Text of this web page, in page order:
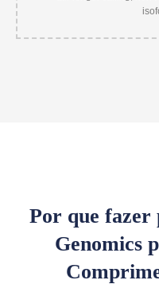
Por que fazer
Genomics